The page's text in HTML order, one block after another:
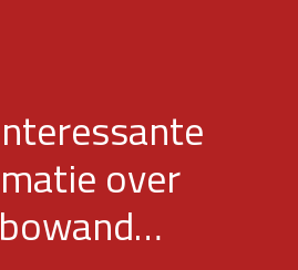
over